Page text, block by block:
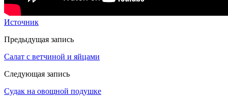
Источник
Предыдущая запись
Салат с ветчиной и яйцами
Следующая запись
Судак на овощной подушке